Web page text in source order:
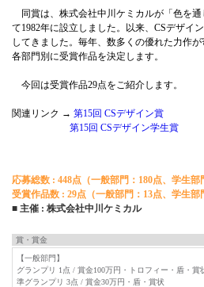
同賞は、株式会社中川ケミカルが「色を
て1982年に設立しました。以来、CSデザイ
してきました。毎年、数多くの優れた力作
各部門別に受賞作品を決定します。
今回は受賞作品29点をご紹介します。
関連リンク → 第15回 CSデザイン賞
第15回 CSデザイン学生賞
応募総数 : 448点（一般部門：180点、学生部
受賞作品数 : 29点（一般部門：13点、学生部
■ 主催 : 株式会社中川ケミカル
賞・賞金
【一般部門】
グランプリ 1点 / 賞金100万円・トロフィー・盾・賞
準グランプリ 3点 / 賞金30万円・盾・賞状